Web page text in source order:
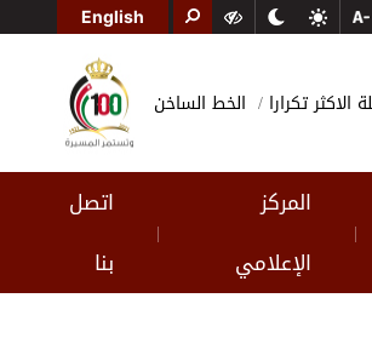
English
الاكثر تكرارا الخط الساخن
|
المركز
الإعلامي
|
اتصل
بنا